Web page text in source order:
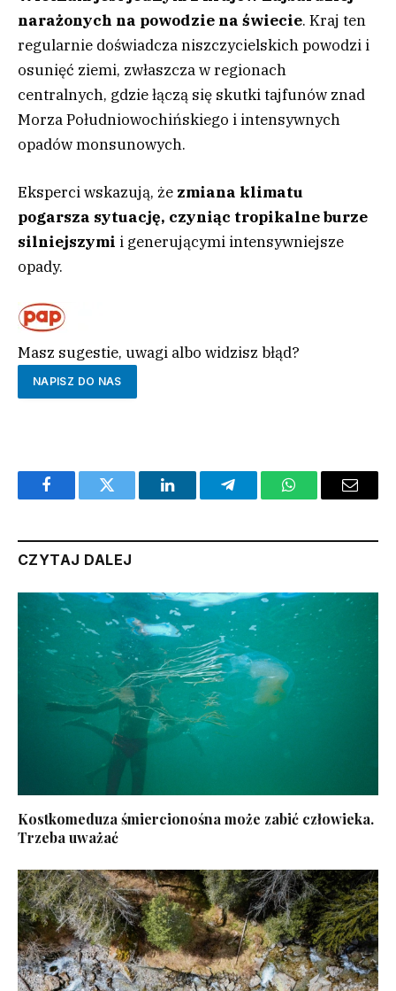
narażonych na powodzie na świecie. Kraj ten
regularnie doświadcza niszczycielskich powodzi i
osunięć ziemi, zwłaszcza w regionach
centralnych, gdzie łączą się skutki tajfunów znad
Morza Południowochińskiego i intensywnych
opadów monsunowych.
Eksperci wskazują, że zmiana klimatu
pogarsza sytuację, czyniąc tropikalne burze
silniejszymi i generującymi intensywniejsze
opady.
Masz sugestie, uwagi albo widzisz błąd?
NAPISZ DO NAS
FacebookTwitter LinkedInTelegramWhatsAppEmail
CZYTAJ DALEJ
Kostkomeduza śmiercionośna może zabić człowieka.
Trzeba uważać